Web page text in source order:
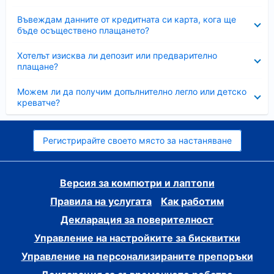
Въвеждам данните от кредитната си карта, кога ще
бъде осъществено плащането?
Хотелът изисква ли депозит или предварително
плащане?
Можем ли да получим допълнително легло или детско
креватче?
Регистрирайте своето място за настаняване
Версия за компютри и лаптопи
Правила на услугата
Как работим
Декларация за поверителност
Управление на настройките за бисквитки
Управление на персонализираните препоръки